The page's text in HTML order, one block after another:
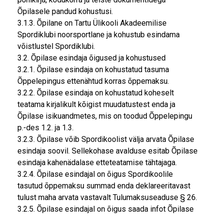
Õpilasele pandud kohustusi.
3.1.3. Õpilane on Tartu Ülikooli Akadeemilise
Spordiklubi noorsportlane ja kohustub esindama
võistlustel Spordiklubi.
3.2. Õpilase esindaja õigused ja kohustused
3.2.1. Õpilase esindaja on kohustatud tasuma
Õppelepingus ettenähtud korras õppemaksu.
3.2.2. Õpilase esindaja on kohustatud koheselt
teatama kirjalikult kõigist muudatustest enda ja
Õpilase isikuandmetes, mis on toodud Õppelepingu
p.-des 1.2. ja 1.3.
3.2.3. Õpilase võib Spordikoolist välja arvata Õpilase
esindaja soovil. Sellekohase avalduse esitab Õpilase
esindaja kahenädalase etteteatamise tähtajaga.
3.2.4. Õpilase esindajal on õigus Spordikoolile
tasutud õppemaksu summad enda deklareeritavast
tulust maha arvata vastavalt Tulumaksuseaduse § 26.
3.2.5. Õpilase esindajal on õigus saada infot Õpilase